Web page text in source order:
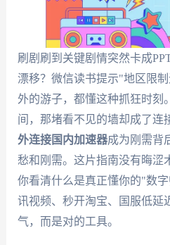
刷剧刷到关键剧情突然卡成
漂移？微信读书提示"地区限
外的游子，都懂这种抓狂时刻
间，那堵看不见的墙却成了
外连接国内加速器成为刚需背
愁和刚需。这片指南没有晦涩
你看清什么是真正懂你的"数
讯视频、秒开淘宝、国服低延
气，而是对的工具。